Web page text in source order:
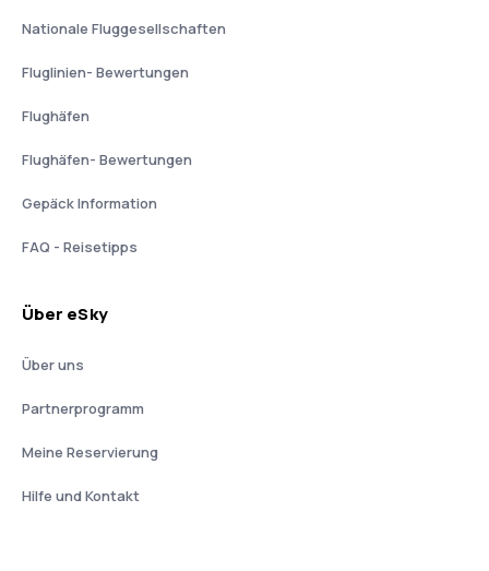
Nationale Fluggesellschaften
Fluglinien- Bewertungen
Flughäfen
Flughäfen- Bewertungen
Gepäck Information
FAQ - Reisetipps
Über eSky
Über uns
Partnerprogramm
Meine Reservierung
Hilfe und Kontakt